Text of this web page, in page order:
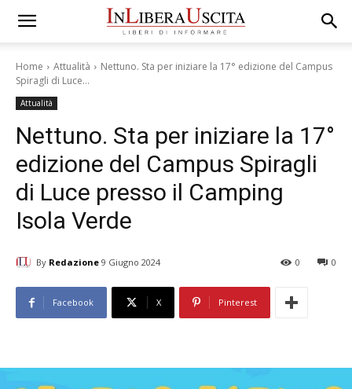
Home Attualità
Nettuno. Sta per iniziare la 17° edizione del Campus
Spiragli di Luce...
Attualità
Nettuno. Sta per iniziare la 17°
edizione del Campus Spiragli
di Luce presso il Camping
Isola Verde
By Redazione 9 Giugno 2024 0
0
Facebook X Pinterest